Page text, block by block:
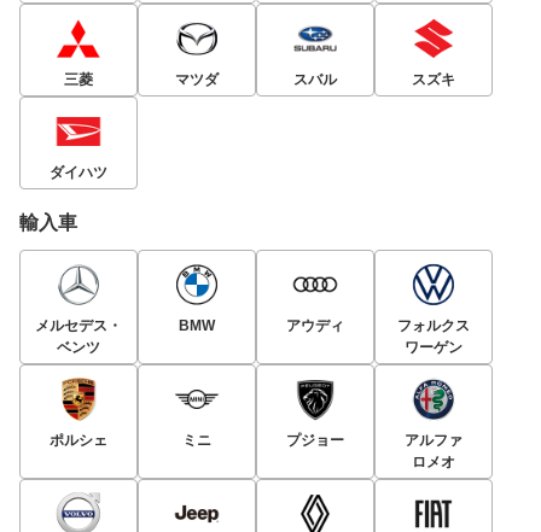
三菱 マツダ スバル スズキ
ダイハツ
輸入車
メルセデス・
ベンツ
BMW アウディ
フォルクス
ワーゲン
ポルシェ ミニ プジョー
アルファ
ロメオ